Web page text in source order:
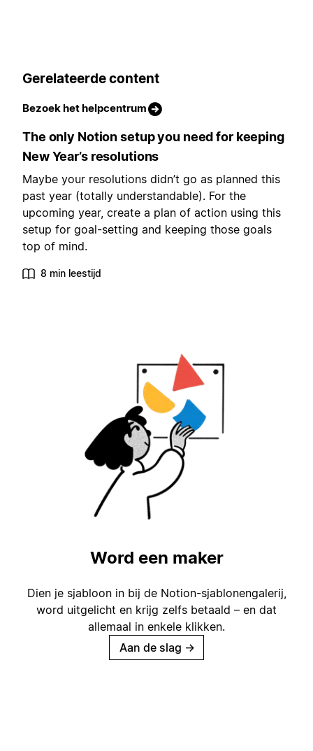
Gerelateerde content
Bezoek het helpcentrum
The only Notion setup you need for keeping
New Year’s resolutions
Maybe your resolutions didn’t go as planned this
past year (totally understandable). For the
upcoming year, create a plan of action using this
setup for goal-setting and keeping those goals
top of mind.
8 min leestijd
Word een maker
Dien je sjabloon in bij de Notion-sjablonengalerij,
word uitgelicht en krijg zelfs betaald – en dat
allemaal in enkele klikken.
Aan de slag →